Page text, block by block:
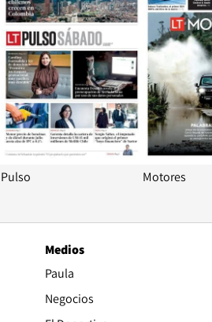
Pulso Motores
Medios
Paula
Negocios